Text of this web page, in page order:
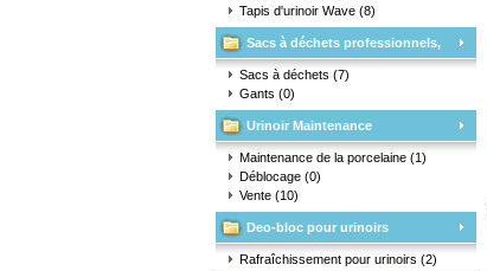
Tapis d'urinoir Wave (8)
Sacs à déchets professionnels,
matériaux d'emballage et gants
Sacs à déchets (7)
Gants (0)
Urinoir Maintenance
Maintenance de la porcelaine (1)
Déblocage (0)
Vente (10)
Deo-bloc pour urinoirs
Rafraîchissement pour urinoirs (2)